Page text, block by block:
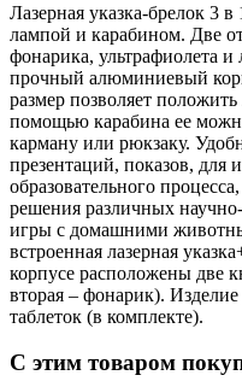
Лазерная указка-брелок 3
лампой и карабином. Две
фонарика, ультрафиолета и
прочный алюминиевый
размер позволяет
помощью карабина ее
карману или рюкзаку.
презентаций, показов, для
образовательного
решения различных
игры с домашними
встроенная лазерная
корпусе расположены две
вторая – фонарик). Изделие
таблеток (в комплекте).
С этим товаром